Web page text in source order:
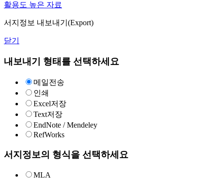
활용도 높은 자료
서지정보 내보내기(Export)
닫기
내보내기 형태를 선택하세요
메일전송
인쇄
Excel저장
Text저장
EndNote / Mendeley
RefWorks
서지정보의 형식을 선택하세요
MLA